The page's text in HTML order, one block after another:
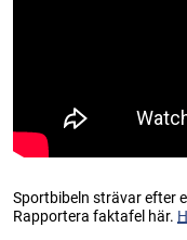
Sportbibeln strävar efter
Rapportera faktafel här.